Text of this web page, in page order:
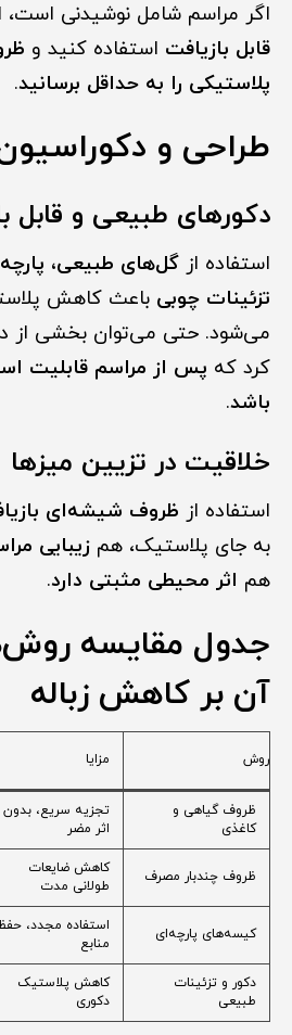
اگر مراسم شامل نوشیدنی است،
قابل بازیافت استفاده کنید و
پلاستیکی را به حداقل برسانید.
طراحی و
دکورهای طبیعی و قابل
استفاده از گل‌های طبیعی،
تزئینات چوبی باعث کاهش
می‌شود. حتی می‌توان بخشی از
کرد که پس از مراسم قابلیت
باشد.
خلاقیت در تزیین میزها
استفاده از ظروف شیشه‌ای
به جای پلاستیک، هم زیبایی
هم اثر محیطی مثبتی دارد.
جدول مقایسه
آن بر کاهش زباله
روش مزایا
ظروف گیاهی و
کاغذی
تجزیه سریع، بدون
اثر مضر
ظروف چندبار مصرف
کاهش ضایعات
طولانی مدت
کیسه‌های پارچه‌ای
استفاده مجدد،
منابع
دکور و تزئینات
طبیعی
کاهش پلاستیک
دکوری